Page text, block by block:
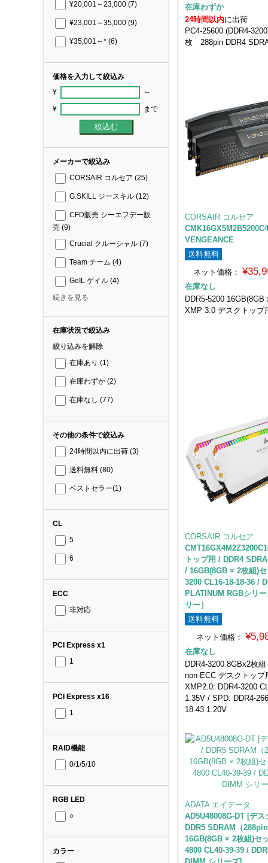
¥20,001～23,000 (7)
¥23,001～35,000 (9)
¥35,001～* (6)
価格を入力して絞込み
¥ ～
¥ まで
メーカーで絞込み
CORSAIR コルセア (25)
G.SKILL ジースキル (12)
CFD販売 シーエフデー販
売 (9)
Crucial クルーシャル (7)
Team チーム (4)
GeIL ゲイル (4)
続きを見る
在庫状況で絞込み
絞り込みを解除
在庫あり (1)
在庫わずか (2)
在庫なし (77)
その他の条件で絞込み
24時間以内に出荷 (3)
送料無料 (80)
ベストセラー(1)
CL
5
6
ECC
非対応
PCI Express x1
1
PCI Express x16
1
RAID機能
0/1/5/10
RGB LED
○
カラー
在庫わずか
24時間以内に出荷
PC4-25600 (DDR4-
枚 288pin DDR4
CORSAIR コルセア
VENGEANCE
送料無料
ネット価格：
在庫なし
DDR5-5200 16GB(8GB
XMP 3.0 デスクトップ
CORSAIR コルセア
トップ用 / DDR4
/ 16GB(8GB × 2枚組)
3200 CL16-18-18-36 /
PLATINUM RGBシリ
リー］
送料無料
ネット価格：
在庫なし
DDR4-3200 8GBx2枚
non-ECC デスクトップ
XMP2.0: DDR4-3200
1.35V / SPD: DDR4-
18-43 1.20V
ADATA エイデータ
AD5U48008G-DT [デス
DDR5 SDRAM（
16GB(8GB × 2枚組)セ
4800 CL40-39-39 /